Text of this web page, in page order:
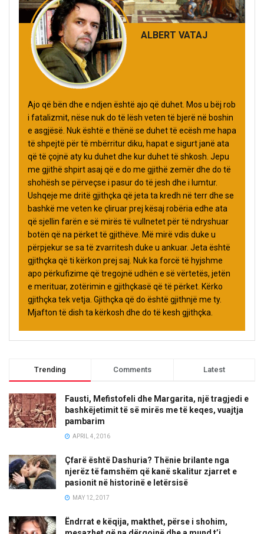
ALBERT VATAJ
Ajo që bën dhe e ndjen është ajo që duhet. Mos u bëj rob
i fatalizmit, nëse nuk do të lësh veten të bjerë në boshin
e asgjësë. Nuk është e thënë se duhet të ecësh me hapa
të shpejtë për të mbërritur diku, hapat e sigurt janë ata
që të çojnë aty ku duhet dhe kur duhet të shkosh. Jepu
me gjithë shpirt asaj që e do me gjithë zemër dhe do të
shohësh se përveçse i pasur do të jesh dhe i lumtur.
Ushqeje me dritë gjithçka që jeta ta kredh në terr dhe se
bashkë me veten ke çliruar prej kësaj robëria edhe ata
që sjellin farën e së mirës të vullnetet për të ndryshuar
botën që na përket të gjithëve. Më mirë vdis duke u
përpjekur se sa të zvarritesh duke u ankuar. Jeta është
gjithçka që ti kërkon prej saj. Nuk ka forcë të hyjshme
apo përkufizime që tregojnë udhën e së vërtetës, jetën
e merituar, zotërimin e gjithçkasë që të përket. Kërko
gjithçka tek vetja. Gjithçka që do është gjithnjë me ty.
Mjafton të dish ta kërkosh dhe do të kesh gjithçka.
Trending Comments Latest
Fausti, Mefistofeli dhe Margarita, një tragjedi e
bashkëjetimit të së mirës me të keqes, vuajtja
pambarim
APRIL 4, 2016
Çfarë është Dashuria? Thënie brilante nga
njerëz të famshëm që kanë skalitur zjarret e
pasionit në historinë e letërsisë
MAY 12, 2017
Ëndrrat e këqija, makthet, përse i shohim,